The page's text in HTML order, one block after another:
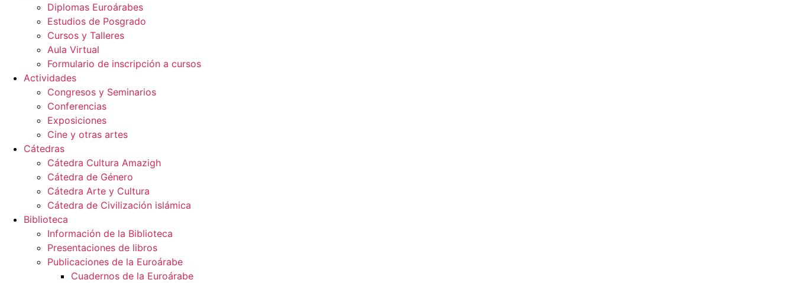
Diplomas Euroárabes
Estudios de Posgrado
Cursos y Talleres
Aula Virtual
Formulario de inscripción a cursos
Actividades
Congresos y Seminarios
Conferencias
Exposiciones
Cine y otras artes
Cátedras
Cátedra Cultura Amazigh
Cátedra de Género
Cátedra Arte y Cultura
Cátedra de Civilización islámica
Biblioteca
Información de la Biblioteca
Presentaciones de libros
Publicaciones de la Euroárabe
Cuadernos de la Euroárabe